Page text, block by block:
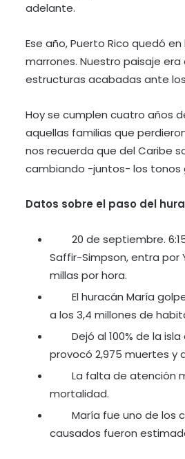
adelante.
Ese año, Puerto Rico quedó
marrones. Nuestro paisaje
estructuras acabadas ante
Hoy se cumplen cuatro años
aquellas familias que
nos recuerda que del Caribe
cambiando -juntos- los tonos
Datos sobre el paso del
20 de septiembre.
Saffir-Simpson, entra por
millas por hora.
El huracán María
a los 3,4 millones de
Dejó al 100% de la
provocó 2,975 muertes y
La falta de atención
mortalidad.
María fue uno de los
causados fueron